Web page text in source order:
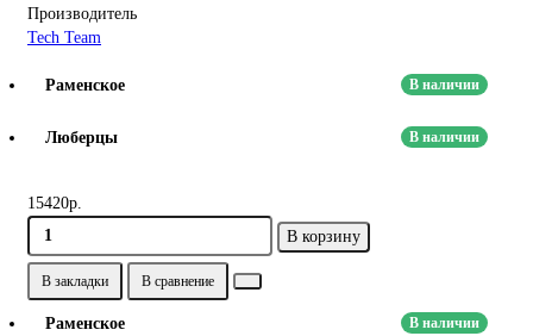
Производитель
Tech Team
Раменское В наличии
Люберцы В наличии
15420р.
В корзину
В закладки В сравнение
Раменское В наличии